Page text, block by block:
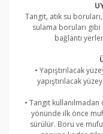
Tangit, atık su
sulama boruları gibi
bağlantı
• Yapıştırılacak
yapıştırılacak
• Tangit kullanılmadan
yönünde ilk önce
sürülür. Boru ve